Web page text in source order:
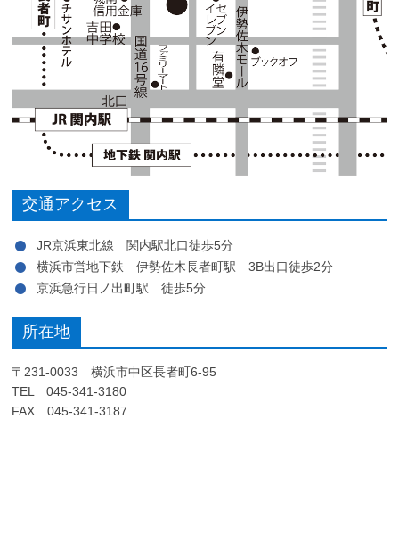
交通アクセス
JR京浜東北線 関内駅北口徒歩5分
横浜市営地下鉄 伊勢佐木長者町駅 3B出口徒歩2分
京浜急行日ノ出町駅 徒歩5分
所在地
〒231-0033 横浜市中区長者町6-95
TEL 045-341-3180
FAX 045-341-3187